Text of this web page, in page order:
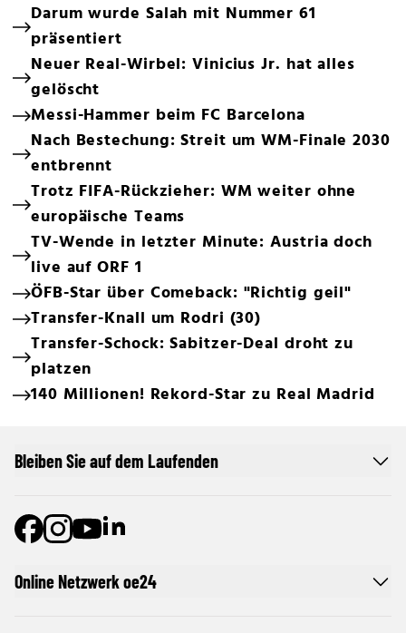
Darum wurde Salah mit Nummer 61
präsentiert
Neuer Real-Wirbel: Vinicius Jr. hat alles
gelöscht
Messi-Hammer beim FC Barcelona
Nach Bestechung: Streit um WM-Finale 2030
entbrennt
Trotz FIFA-Rückzieher: WM weiter ohne
europäische Teams
TV-Wende in letzter Minute: Austria doch
live auf ORF 1
ÖFB-Star über Comeback: "Richtig geil"
Transfer-Knall um Rodri (30)
Transfer-Schock: Sabitzer-Deal droht zu
platzen
140 Millionen! Rekord-Star zu Real Madrid
Online Netzwerk oe24
Bleiben Sie auf dem Laufenden